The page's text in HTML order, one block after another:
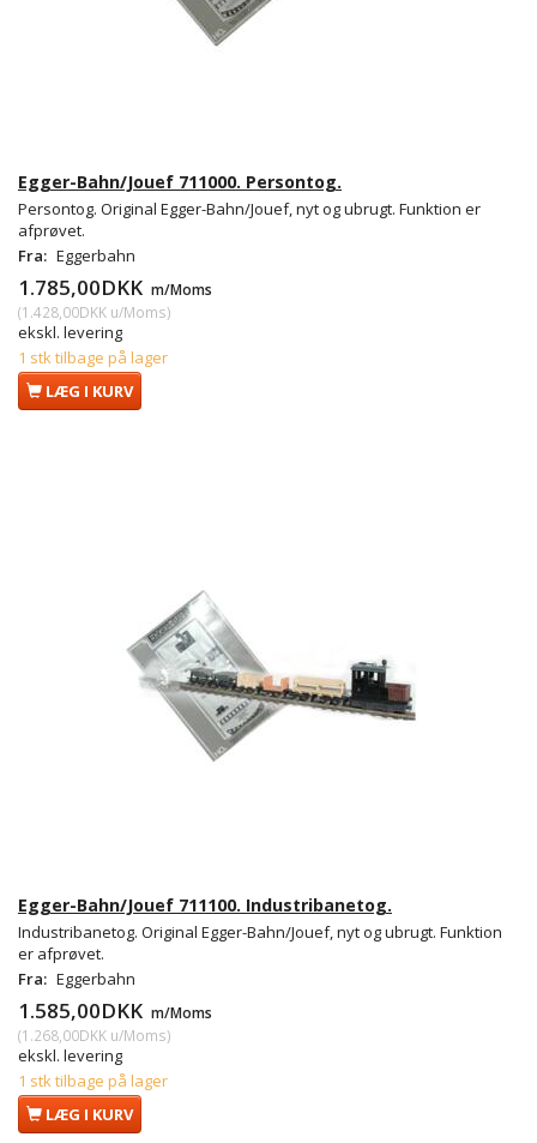
Egger-Bahn/Jouef 711000. Persontog.
Persontog. Original Egger-Bahn/Jouef, nyt og ubrugt. Funktion er
afprøvet.
Fra: Eggerbahn
1.785,00DKK m/Moms
(1.428,00DKK u/Moms)
ekskl. levering
1 stk tilbage på lager
LÆG I KURV
Egger-Bahn/Jouef 711100. Industribanetog.
Industribanetog. Original Egger-Bahn/Jouef, nyt og ubrugt. Funktion
er afprøvet.
Fra: Eggerbahn
1.585,00DKK m/Moms
(1.268,00DKK u/Moms)
ekskl. levering
1 stk tilbage på lager
LÆG I KURV